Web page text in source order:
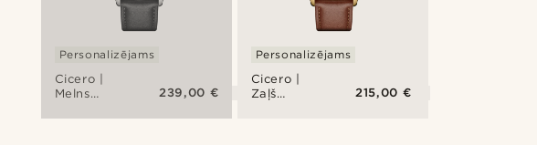
Cicero |
Melns
stila
Personalizējams
239,00 €
Cicero |
Zaļš
Personalizējams
215,00 €